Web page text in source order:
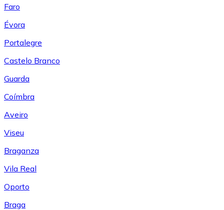
Faro
Évora
Portalegre
Castelo Branco
Guarda
Coímbra
Aveiro
Viseu
Braganza
Vila Real
Oporto
Braga